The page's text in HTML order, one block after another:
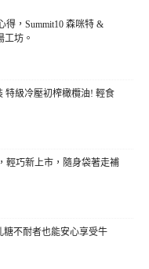
得，Summit10 森咪特 &
工坊。
特級冷壓初榨橄欖油! 輕食
輕巧新上市，隨身袋著走補
糖不耐者也能安心享受牛